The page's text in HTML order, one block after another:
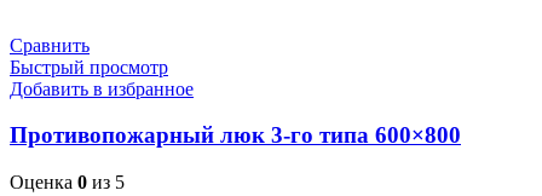
Сравнить
Быстрый просмотр
Добавить в избранное
Противопожарный люк 3-го типа 600×800
Оценка 0 из 5